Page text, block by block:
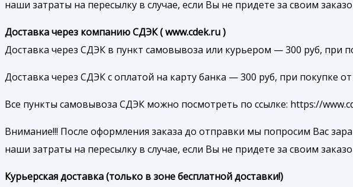
наши затраты на пересылку в случае, если Вы не придете за своим
Доставка через компанию СДЭК ( www.cdek.ru )
Доставка через СДЭК в пункт самовывоза или курьером — 300 руб, при
Доставка через СДЭК с оплатой на карту банка — 300 руб, при покупке
Все пункты самовывоза СДЭК можно посмотреть по ссылке: https://
Внимание!!! После оформления заказа до отправки мы попросим Вас
наши затраты на пересылку в случае, если Вы не придете за своим
Курьерская доставка (только в зоне бесплатной доставки!)